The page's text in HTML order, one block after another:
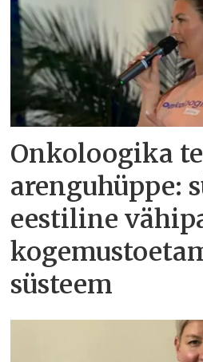
Onkoloogika
arenguhüppe:
eestiline
süsteem